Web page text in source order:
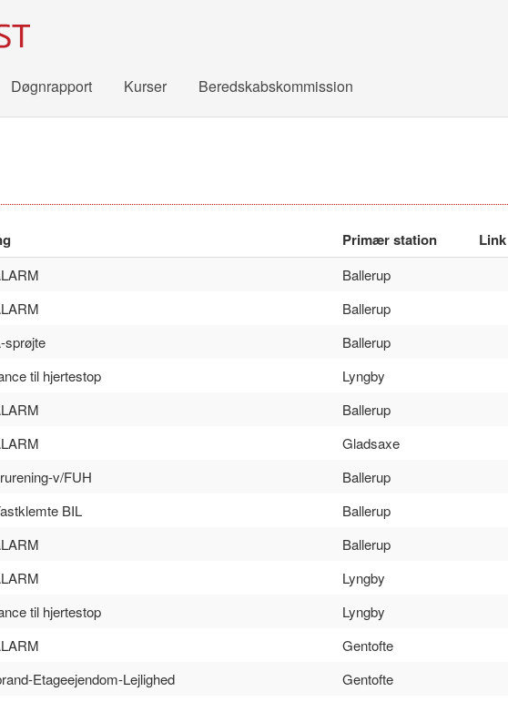
Døgnrapport Kurser Beredskabskommission
Primær station Link
Ballerup
Ballerup
sprøjte
Ballerup
til hjertestop
Lyngby
Ballerup
Gladsaxe
v/FUH
Ballerup
BIL
Ballerup
Ballerup
Lyngby
til hjertestop
Lyngby
Gentofte
Etageejendom-Lejlighed
Gentofte